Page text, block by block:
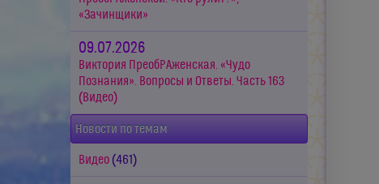
«Зачинщики»
09.07.2026
Виктория ПреобРАженская. «Чудо
Познания». Вопросы и Ответы. Часть 163
(Видео)
Новости по темам
Видео (461)